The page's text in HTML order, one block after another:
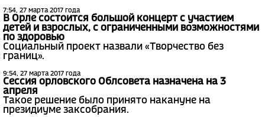
7:54, 27 марта 2017 года
В Орле состоится большой концерт с участием
детей и взрослых, с ограниченными возможностями
по здоровью
Социальный проект назвали «Творчество без
границ».
9:54, 27 марта 2017 года
Сессия орловского Облсовета назначена на 3
апреля
Такое решение было принято накануне на
президиуме заксобрания.